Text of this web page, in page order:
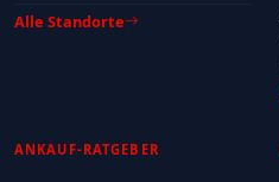
Alle Standorte
ANKAUF-RATGEBER